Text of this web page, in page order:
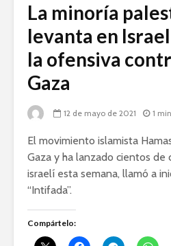
La minoría
levanta en
la ofensiva
Gaza
12 de mayo de 2021 1
El movimiento islamista
Gaza y ha lanzado cientos de
israelí esta semana, llamó a
“Intifada”.
Compártelo: